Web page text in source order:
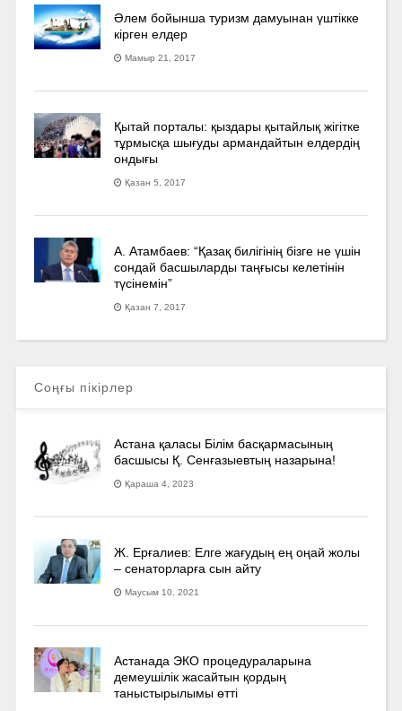
Әлем бойынша туризм дамуынан үштікке
кірген елдер
Мамыр 21, 2017
Қытай порталы: қыздары қытайлық жігітке
тұрмысқа шығуды армандайтын елдердің
ондығы
Қазан 5, 2017
А. Атамбаев: “Қазақ билігінің бізге не үшін
сондай басшыларды таңғысы келетінін
түсінемін”
Қазан 7, 2017
Соңғы пікірлер
Астана қаласы Білім басқармасының
басшысы Қ. Сенғазыевтың назарына!
Қараша 4, 2023
Ж. Ерғалиев: Елге жағудың ең оңай жолы
– сенаторларға сын айту
Маусым 10, 2021
Астанада ЭКО процедураларына
демеушілік жасайтын қордың
таныстырылымы өтті